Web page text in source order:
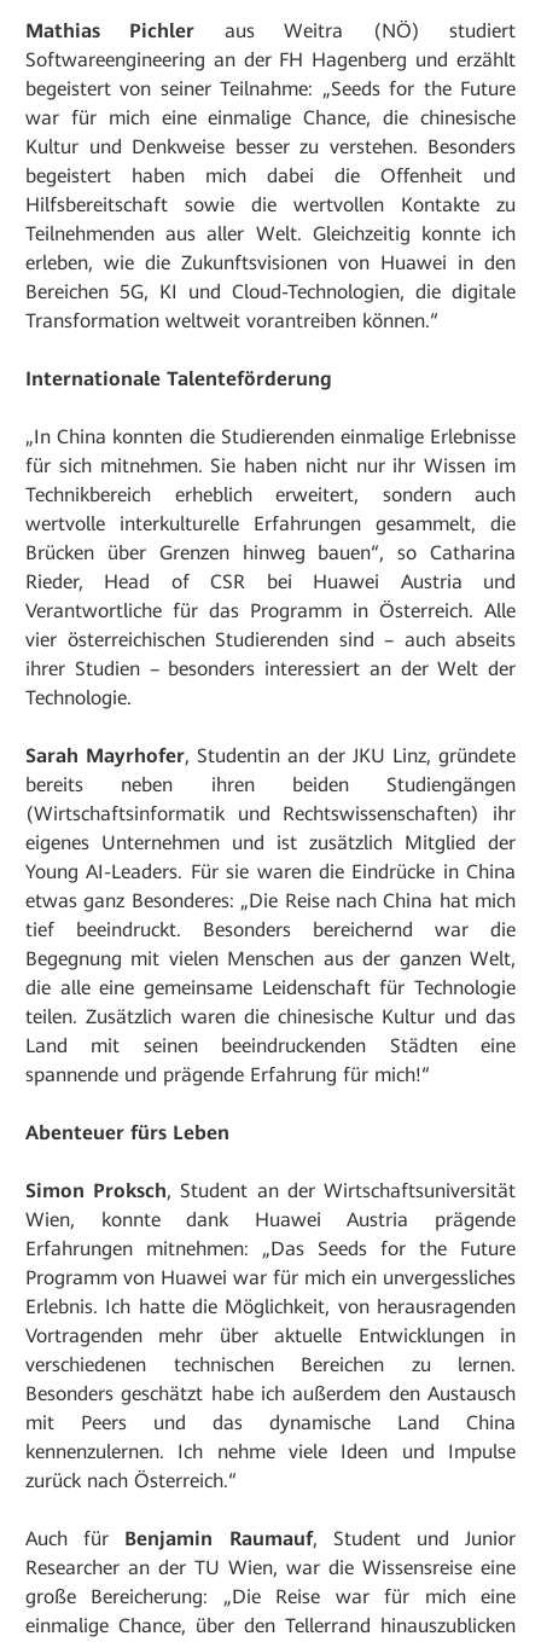
Mathias Pichler aus Weitra (NÖ) studiert
Softwareengineering an der FH Hagenberg und erzählt
begeistert von seiner Teilnahme: „Seeds for the Future
war für mich eine einmalige Chance, die chinesische
Kultur und Denkweise besser zu verstehen. Besonders
begeistert haben mich dabei die Offenheit und
Hilfsbereitschaft sowie die wertvollen Kontakte zu
Teilnehmenden aus aller Welt. Gleichzeitig konnte ich
erleben, wie die Zukunftsvisionen von Huawei in den
Bereichen 5G, KI und Cloud-Technologien, die digitale
Transformation weltweit vorantreiben können.“
Internationale Talenteförderung
„In China konnten die Studierenden einmalige Erlebnisse
für sich mitnehmen. Sie haben nicht nur ihr Wissen im
Technikbereich erheblich erweitert, sondern auch
wertvolle interkulturelle Erfahrungen gesammelt, die
Brücken über Grenzen hinweg bauen“, so Catharina
Rieder, Head of CSR bei Huawei Austria und
Verantwortliche für das Programm in Österreich. Alle
vier österreichischen Studierenden sind – auch abseits
ihrer Studien – besonders interessiert an der Welt der
Technologie.
Sarah Mayrhofer, Studentin an der JKU Linz, gründete
bereits neben ihren beiden Studiengängen
(Wirtschaftsinformatik und Rechtswissenschaften) ihr
eigenes Unternehmen und ist zusätzlich Mitglied der
Young AI-Leaders. Für sie waren die Eindrücke in China
etwas ganz Besonderes: „Die Reise nach China hat mich
tief beeindruckt. Besonders bereichernd war die
Begegnung mit vielen Menschen aus der ganzen Welt,
die alle eine gemeinsame Leidenschaft für Technologie
teilen. Zusätzlich waren die chinesische Kultur und das
Land mit seinen beeindruckenden Städten eine
spannende und prägende Erfahrung für mich!“
Abenteuer fürs Leben
Simon Proksch, Student an der Wirtschaftsuniversität
Wien, konnte dank Huawei Austria prägende
Erfahrungen mitnehmen: „Das Seeds for the Future
Programm von Huawei war für mich ein unvergessliches
Erlebnis. Ich hatte die Möglichkeit, von herausragenden
Vortragenden mehr über aktuelle Entwicklungen in
verschiedenen technischen Bereichen zu lernen.
Besonders geschätzt habe ich außerdem den Austausch
mit Peers und das dynamische Land China
kennenzulernen. Ich nehme viele Ideen und Impulse
zurück nach Österreich.“
Auch für Benjamin Raumauf, Student und Junior
Researcher an der TU Wien, war die Wissensreise eine
große Bereicherung: „Die Reise war für mich eine
einmalige Chance, über den Tellerrand hinauszublicken